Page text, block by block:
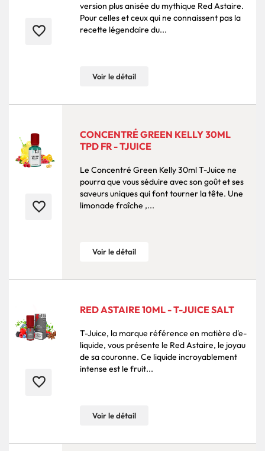
favorite_border
version plus anisée du mythique Red Astaire.
Pour celles et ceux qui ne connaissent pas la
recette légendaire du...
Voir le détail
favorite_border
CONCENTRÉ GREEN KELLY 30ML
TPD FR - TJUICE
Le Concentré Green Kelly 30ml T-Juice ne
pourra que vous séduire avec son goût et ses
saveurs uniques qui font tourner la tête. Une
limonade fraîche ,...
Voir le détail
favorite_border
RED ASTAIRE 10ML - T-JUICE SALT
T-Juice, la marque référence en matière d'e-
liquide, vous présente le Red Astaire, le joyau
de sa couronne. Ce liquide incroyablement
intense est le fruit...
Voir le détail